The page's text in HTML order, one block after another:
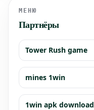
МЕНЮ
Партнёры
Tower Rush game
mines 1win
1win apk download